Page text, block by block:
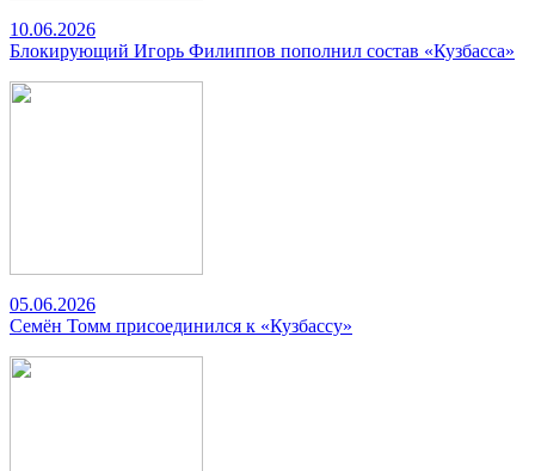
10.06.2026
Блокирующий Игорь Филиппов пополнил состав «Кузбасса»
05.06.2026
Семён Томм присоединился к «Кузбассу»